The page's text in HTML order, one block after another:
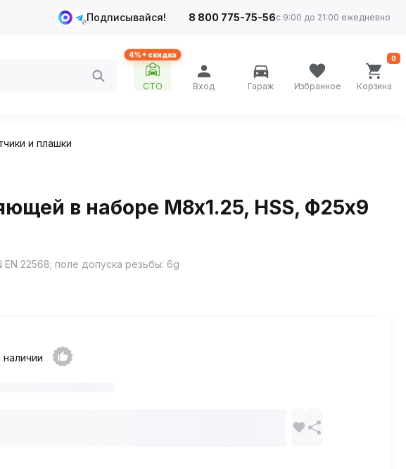
Подписывайся! 8 800 775-75-56с 9:00 до 21:00 ежедневно
4%+ скидка
СТО Вход Гараж Избранное Корзина
0
и плашки
в наборе М8х1.25, HSS, Ф25х9
22568; поле допуска резьбы: 6g